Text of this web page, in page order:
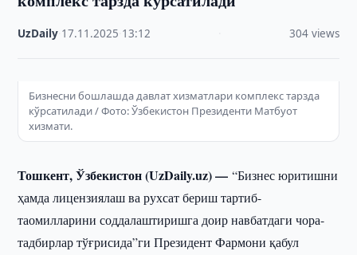
UzDaily 17.11.2025 13:12 304 views
Бизнесни бошлашда давлат хизматлари комплекс тарзда
кўрсатилади / Фото: Ўзбекистон Президенти Матбуот
хизмати.
Тошкент, Ўзбекистон (UzDaily.uz) —“Бизнес юритишни
ҳамда лицензиялаш ва рухсат бериш тартиб-
таомилларини соддалаштиришга доир навбатдаги чора-
тадбирлар тўғрисида”ги Президент Фармони қабул